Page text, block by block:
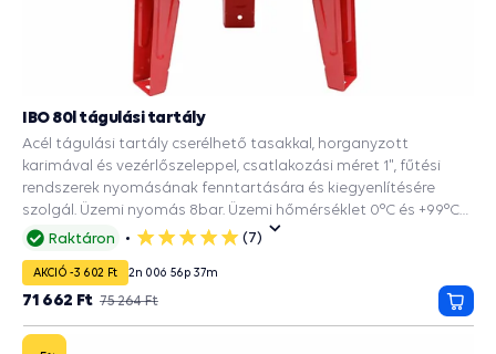
Raktáron
5
(7)
IBO 80l tágulási tartály
Acél tágulási tartály cserélhető tasakkal, horganyzott
karimával és vezérlőszeleppel, csatlakozási méret 1", fűtési
rendszerek nyomásának fenntartására és kiegyenlítésére
szolgál. Üzemi nyomás 8bar. Üzemi hőmérséklet 0°C és +99°C
között.
AKCIÓ -3 602 Ft 2n 00ó 56p 36m
75 264 Ft
71 662 Ft